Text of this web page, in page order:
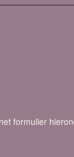
formulier